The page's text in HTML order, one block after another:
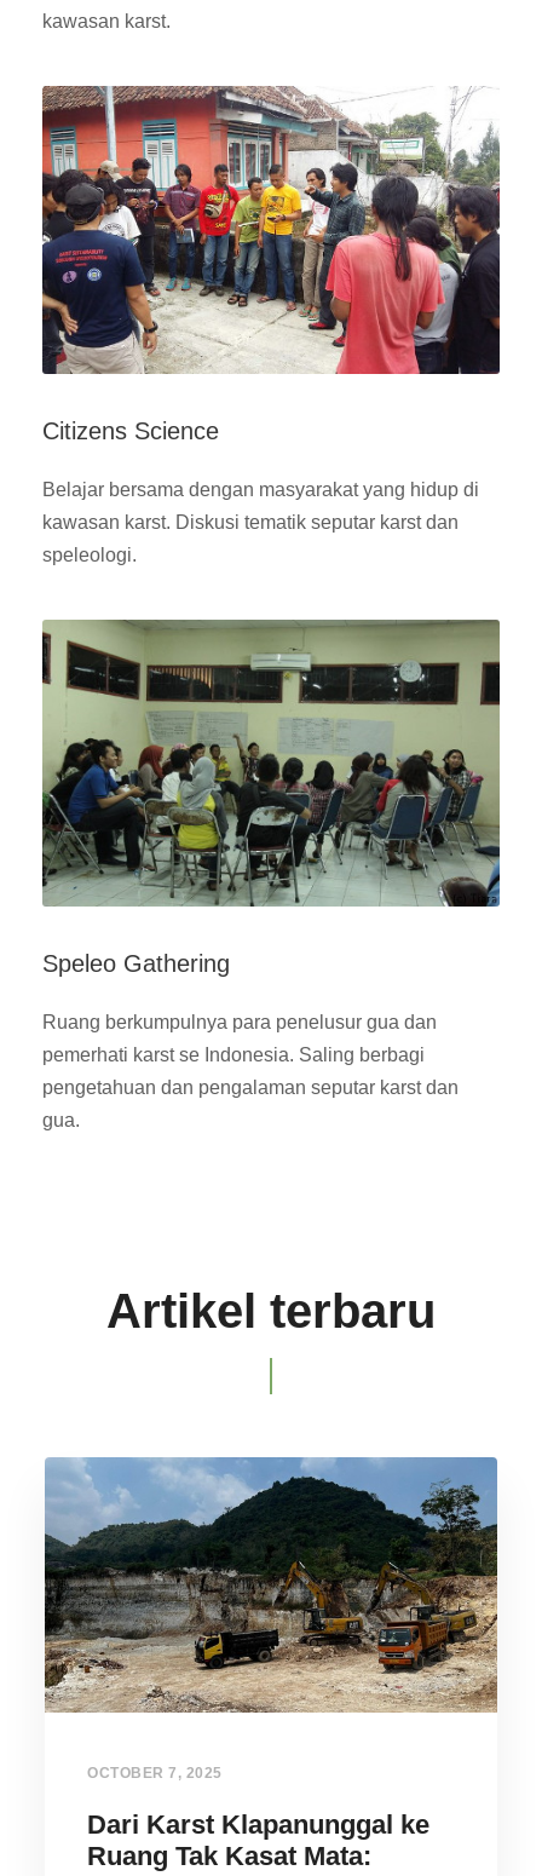
kawasan karst.
Citizens Science
Belajar bersama dengan masyarakat yang hidup di
kawasan karst. Diskusi tematik seputar karst dan
speleologi.
Speleo Gathering
Ruang berkumpulnya para penelusur gua dan
pemerhati karst se Indonesia. Saling berbagi
pengetahuan dan pengalaman seputar karst dan
gua.
Artikel terbaru
OCTOBER 7, 2025
Dari Karst Klapanunggal ke
Ruang Tak Kasat Mata: